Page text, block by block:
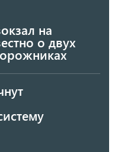
на
о двух